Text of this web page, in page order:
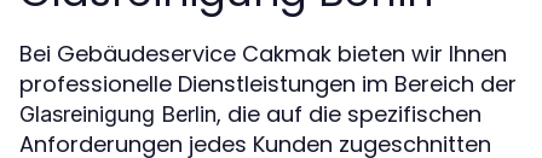
Bei Gebäudeservice Cakmak bieten wir Ihnen
professionelle Dienstleistungen im Bereich der
Glasreinigung Berlin, die auf die spezifischen
Anforderungen jedes Kunden zugeschnitten